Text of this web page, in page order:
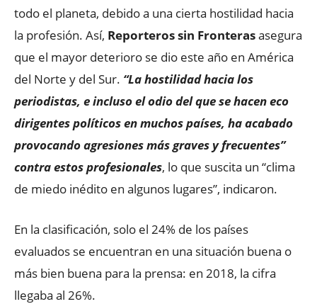
todo el planeta, debido a una cierta hostilidad hacia
la profesión. Así, Reporteros sin Fronterasasegura
que el mayor deterioro se dio este año en América
del Norte y del Sur. “La hostilidad hacia los
periodistas, e incluso el odio del que se hacen eco
dirigentes políticos en muchos países, ha acabado
provocando agresiones más graves y frecuentes”
contra estos profesionales, lo que suscita un “clima
de miedo inédito en algunos lugares”, indicaron.
En la clasificación, solo el 24% de los países
evaluados se encuentran en una situación buena o
más bien buena para la prensa: en 2018, la cifra
llegaba al 26%.